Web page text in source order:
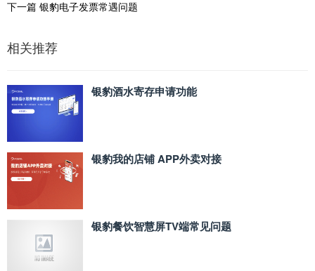
下一篇 银豹电子发票常遇问题
相关推荐
银豹酒水寄存申请功能
银豹我的店铺 APP外卖对接
银豹餐饮智慧屏TV端常见问题